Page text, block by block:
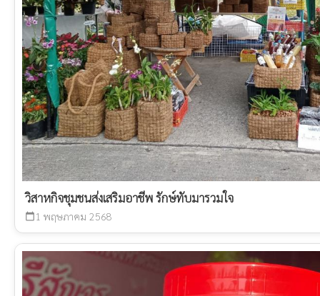
วิสาหกิจชุมชนส่งเสริมอาชีพ รักษ์ทับมารวมใจ
calendar_today 1 พฤษภาคม 2568